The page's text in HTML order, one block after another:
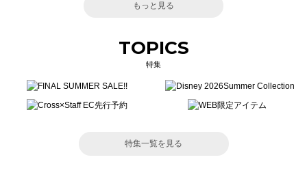
もっと見る
TOPICS
特集
特集一覧を見る